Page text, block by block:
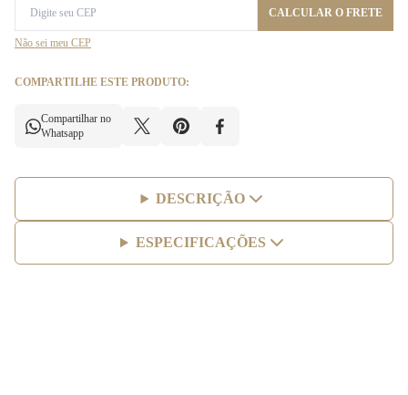
CALCULAR O FRETE
Não sei meu CEP
COMPARTILHE ESTE PRODUTO:
Compartilhar no
Whatsapp
DESCRIÇÃO
ESPECIFICAÇÕES